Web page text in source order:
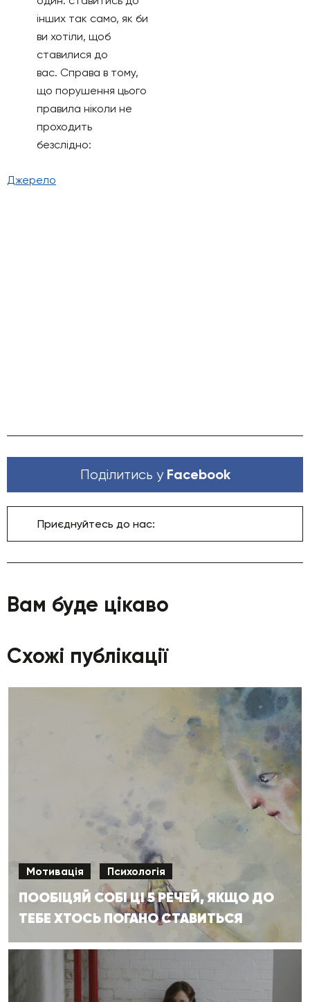
інших так само, як би
ви хотіли, щоб
ставилися до
вас. Справа в тому,
що порушення цього
правила ніколи не
проходить
безслідно:
Джерело
Поділитись у Facebook
Приєднуйтесь до нас:
Вам буде цікаво
Схожі публікації
Мотивація Психологія
ПООБІЦЯЙ СОБІ ЦІ 5 РЕЧЕЙ, ЯКЩО ДО
ТЕБЕ ХТОСЬ ПОГАНО СТАВИТЬСЯ